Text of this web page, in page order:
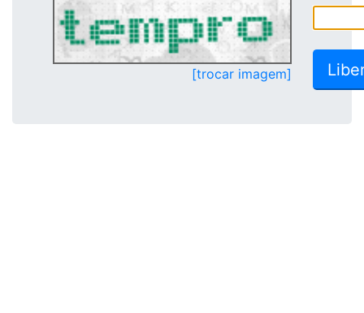
[trocar imagem]